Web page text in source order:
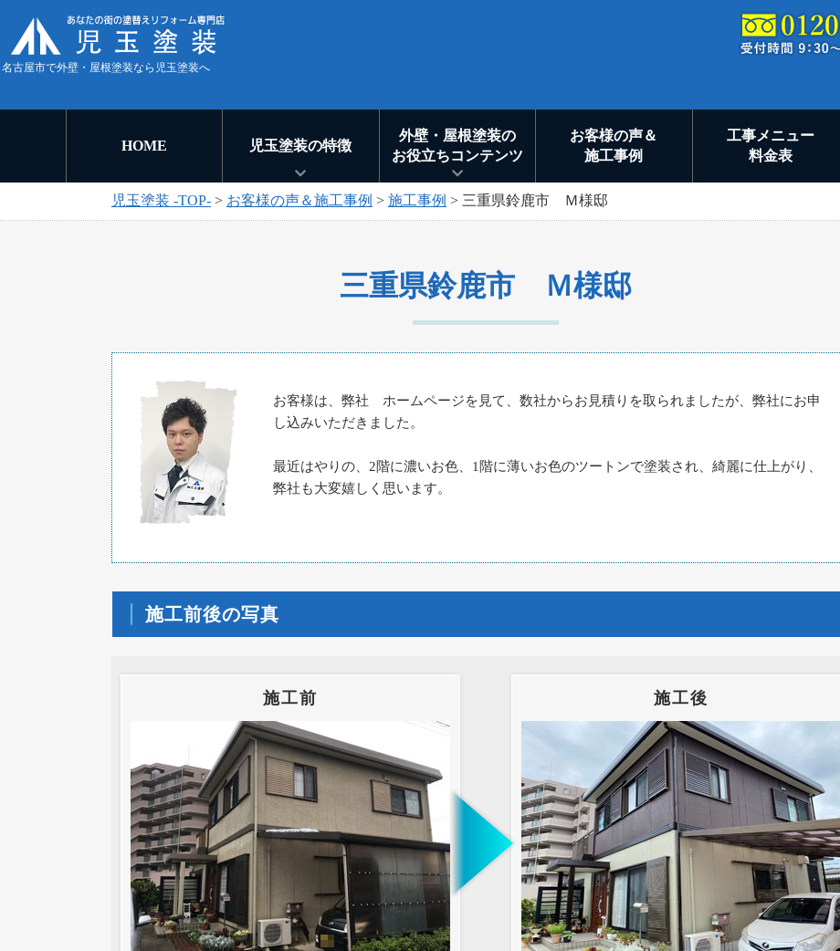
名古屋市で外壁・屋根塗装なら児玉塗装へ
HOME 児玉塗装の特徴
外壁・屋根塗装の
お役立ちコンテンツ
お客様の声＆
施工事例
工事メニュー
料金表
児玉塗装 -TOP- > お客様の声＆施工事例 > 施工事例 > 三重県鈴鹿市 Ｍ様邸
三重県鈴鹿市 Ｍ様邸
お客様は、弊社 ホームページを見て、数社からお見積りを取られましたが、弊社にお申
し込みいただきました。
最近はやりの、2階に濃いお色、1階に薄いお色のツートンで塗装され、綺麗に仕上がり、
弊社も大変嬉しく思います。
施工前後の写真
施工前 施工後